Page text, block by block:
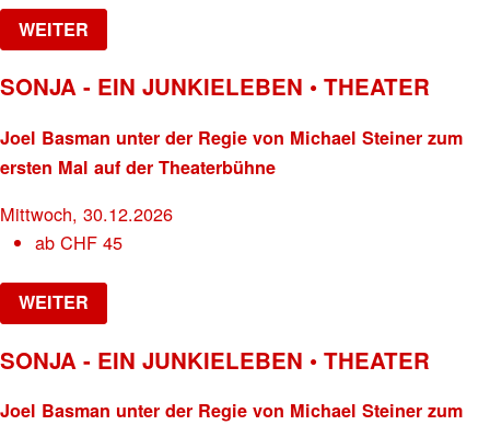
WEITER
SONJA - EIN JUNKIELEBEN • THEATER
Joel Basman unter der Regie von Michael Steiner zum
ersten Mal auf der Theaterbühne
Mittwoch, 30.12.2026
abCHF 45
WEITER
SONJA - EIN JUNKIELEBEN • THEATER
Joel Basman unter der Regie von Michael Steiner zum